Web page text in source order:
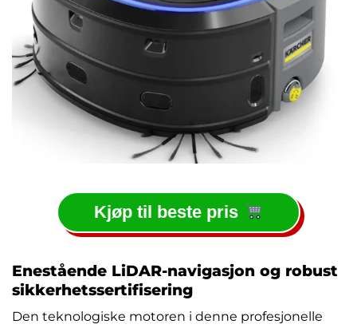
Kjøp til beste pris
Enestående LiDAR-navigasjon og robust
sikkerhetssertifisering
Den teknologiske motoren i denne profesjonelle